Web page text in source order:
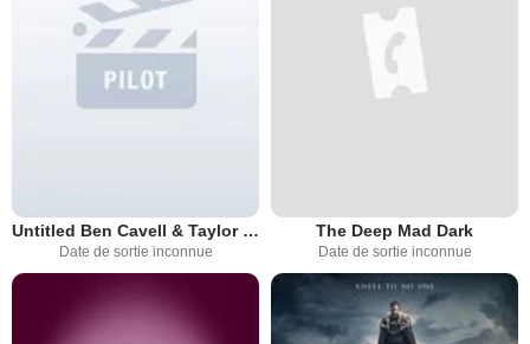
Untitled Ben Cavell & Taylor Elmore Project
Date de sortie inconnue
The Deep Mad Dark
Date de sortie inconnue